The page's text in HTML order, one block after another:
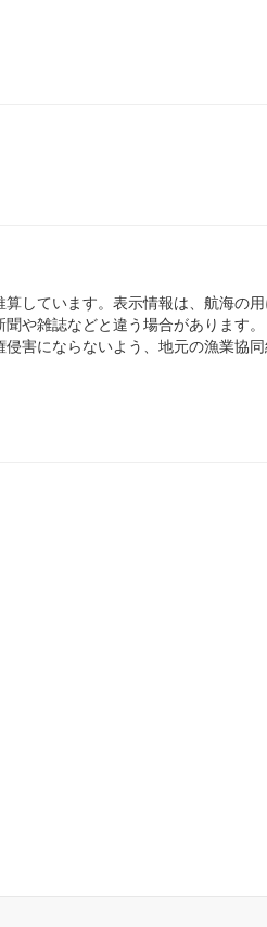
います。表示情報は、航海の用
や雑誌などと違う場合があります。
害にならないよう、地元の漁業協